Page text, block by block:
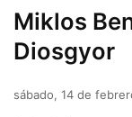
Miklos
Diosgyor
sábado, 14 de